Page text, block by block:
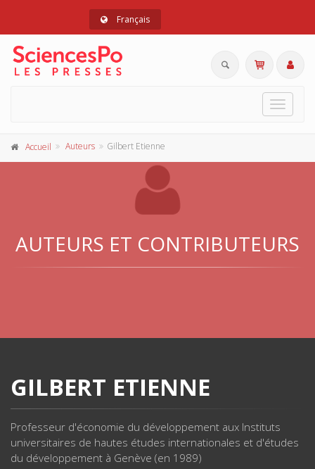
Français
Toggle
Accueil Auteurs Gilbert Etienne
AUTEURS ET CONTRIBUTEURS
GILBERT ETIENNE
Professeur d'économie du développement aux Instituts
universitaires de hautes études internationales et d'études
du développement à Genève (en 1989)